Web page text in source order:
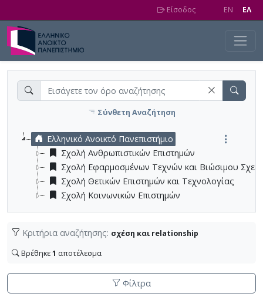
Είσοδος EN EΛ
Σύνθετη Αναζήτηση
Ελληνικό Ανοικτό Πανεπιστήμιο
Σχολή Ανθρωπιστικών Επιστημών
Σχολή Εφαρμοσμένων Τεχνών και Βιώσιμου
Σχολή Θετικών Επιστημών και Τεχνολογίας
Σχολή Κοινωνικών Επιστημών
Κριτήρια αναζήτησης: σχέση και relationship
Βρέθηκε1 αποτέλεσμα
Φίλτρα